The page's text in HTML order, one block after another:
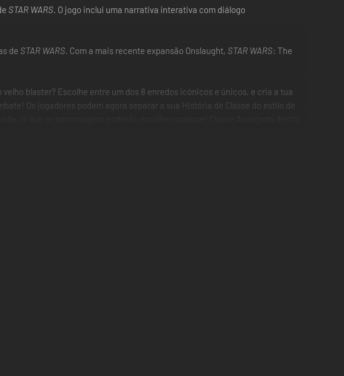
STAR WARS. O jogo inclui uma narrativa interativa com diálogo
de STAR WARS. Com a mais recente expansão Onslaught, STAR WARS: The
blaster? Escolhe entre um dos 8 enredos icónicos e únicos, e cria a tua
Os jogadores podem agora separar a sua História de Classe do estilo de
Sith com um sabre de luz em cada mão. Vais poder até usar
em Flashpoints e Operações, ou luta contra outros jogadores nas Zonas de